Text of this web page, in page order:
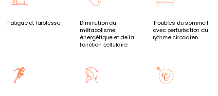
Fatigue et faiblesse
Diminution du
métabolisme
énergétique et de la
fonction cellulaire
Troubles du sommeil
avec perturbation du
rythme circadien